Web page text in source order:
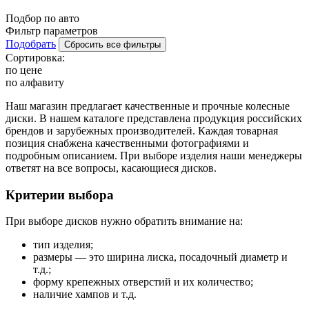
Подбор по авто
Фильтр параметров
Подобрать
Сбросить все фильтры
Сортировка:
по цене
по алфавиту
Наш магазин предлагает качественные и прочные колесные
диски. В нашем каталоге представлена продукция российских
брендов и зарубежных производителей. Каждая товарная
позиция снабжена качественными фотографиями и
подробным описанием. При выборе изделия наши менеджеры
ответят на все вопросы, касающиеся дисков.
Критерии выбора
При выборе дисков нужно обратить внимание на:
тип изделия;
размеры — это ширина лиска, посадочный диаметр и
т.д.;
форму крепежных отверстий и их количество;
наличие хампов и т.д.